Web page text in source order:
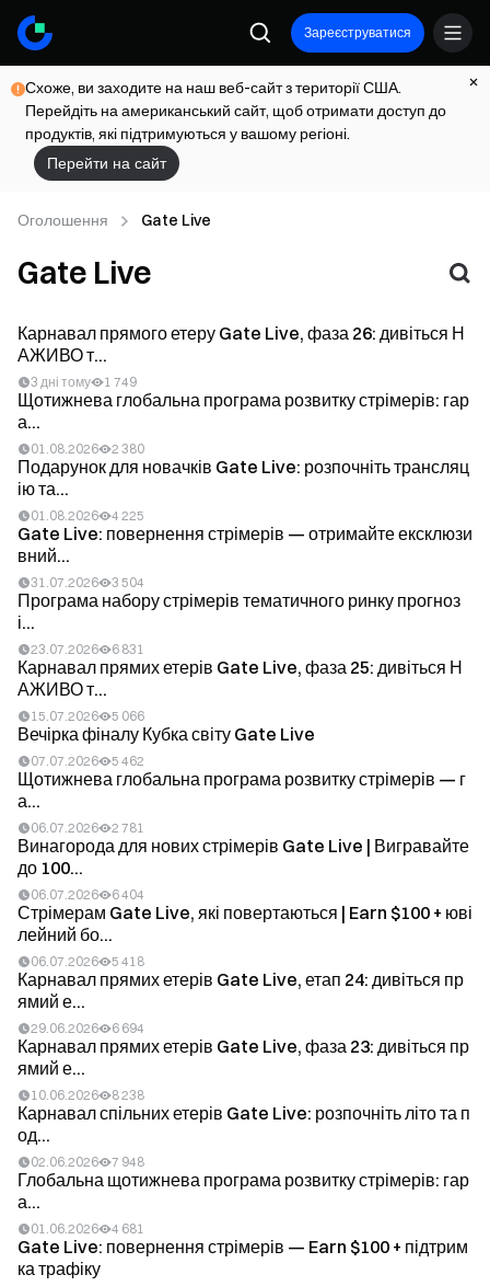
Зареєструватися
Схоже, ви заходите на наш веб-сайт з території США.
Перейдіть на американський сайт, щоб отримати доступ до
продуктів, які підтримуються у вашому регіоні.
Перейти на сайт
Оголошення Gate Live
Gate Live
Карнавал прямого етеру Gate Live, фаза 26: дивіться Н
АЖИВО т...
3 дні тому 1 749
Щотижнева глобальна програма розвитку стрімерів: гар
а...
01.08.2026 2 380
Подарунок для новачків Gate Live: розпочніть трансляц
ію та...
01.08.2026 4 225
Gate Live: повернення стрімерів — отримайте ексклюзи
вний...
31.07.2026 3 504
Програма набору стрімерів тематичного ринку прогноз
і...
23.07.2026 6 831
Карнавал прямих етерів Gate Live, фаза 25: дивіться Н
АЖИВО т...
15.07.2026 5 066
Вечірка фіналу Кубка світу Gate Live
07.07.2026 5 462
Щотижнева глобальна програма розвитку стрімерів — г
а...
06.07.2026 2 781
Винагорода для нових стрімерів Gate Live | Вигравайте
до 100...
06.07.2026 6 404
Стрімерам Gate Live, які повертаються | Earn $100 + юві
лейний бо...
06.07.2026 5 418
Карнавал прямих етерів Gate Live, етап 24: дивіться пр
ямий е...
29.06.2026 6 694
Карнавал прямих етерів Gate Live, фаза 23: дивіться пр
ямий е...
10.06.2026 8 238
Карнавал спільних етерів Gate Live: розпочніть літо та п
од...
02.06.2026 7 948
Глобальна щотижнева програма розвитку стрімерів: гар
а...
01.06.2026 4 681
Gate Live: повернення стрімерів — Earn $100 + підтрим
ка трафіку